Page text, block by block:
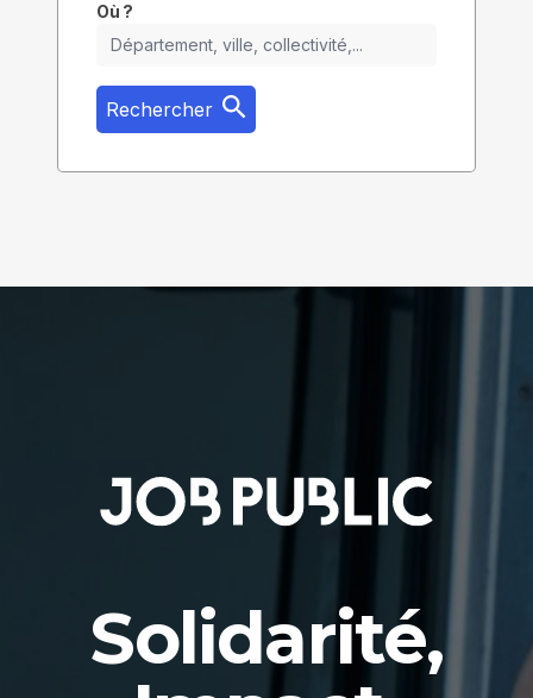
Où ?
Rechercher
Solidarité,